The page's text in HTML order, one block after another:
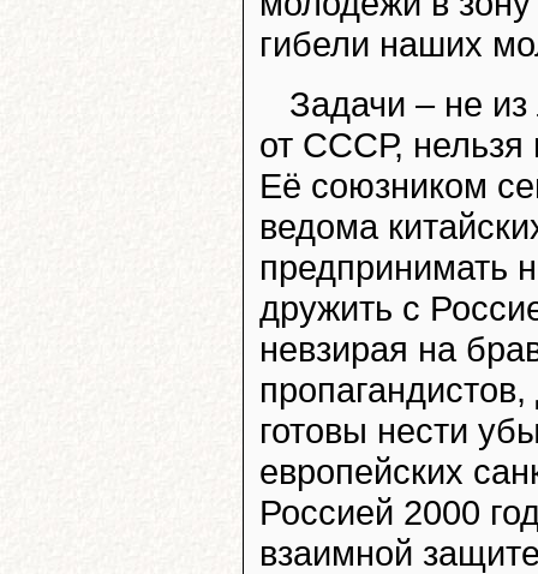
гибели наших
Задачи – не
от СССР, нельзя
Её союзником
ведома
предпринимать
дружить с
невзирая на
готовы нести
европейских
Россией 2000
взаимной